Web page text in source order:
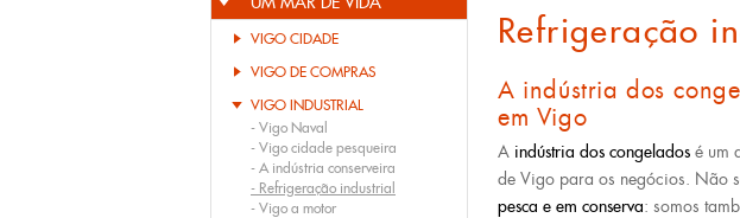
VIGO CIDADE
VIGO DE COMPRAS
VIGO INDUSTRIAL
- Vigo Naval
- Vigo cidade pesqueira
- A indústria conserveira
- Refrigeração industrial
- Vigo a motor
Refrigeração
A indústria dos
em Vigo
A indústria dos congelados é um
de Vigo para os negócios. Não
pesca e em conserva: somos